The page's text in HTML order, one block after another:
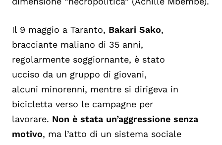
Il 9 maggio a Taranto, Bakari Sako,
bracciante maliano di 35 anni,
regolarmente soggiornante, è stato
ucciso da un gruppo di giovani,
alcuni minorenni, mentre si dirigeva in
bicicletta verso le campagne per
lavorare. Non è stata un’aggressione senza
motivo, ma l’atto di un sistema sociale